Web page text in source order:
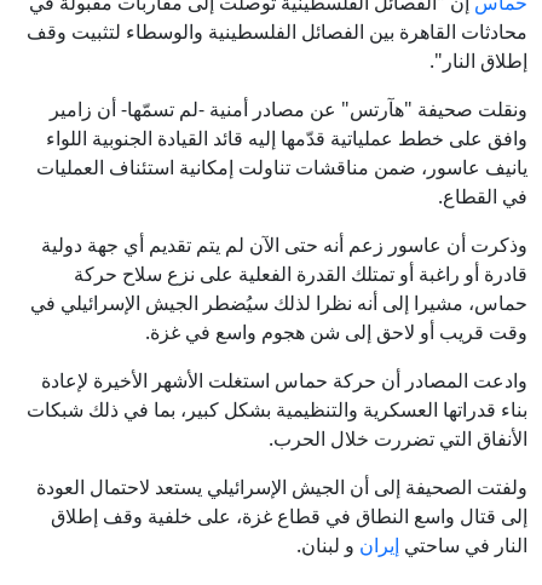
محادثات القاهرة بين الفصائل الفلسطينية والوسطاء لتثبيت وقف
إطلاق النار".
ونقلت صحيفة "هآرتس" عن مصادر أمنية -لم تسمّها- أن زامير
وافق على خطط عملياتية قدّمها إليه قائد القيادة الجنوبية اللواء
يانيف عاسور، ضمن مناقشات تناولت إمكانية استئناف العمليات
في القطاع.
وذكرت أن عاسور زعم أنه حتى الآن لم يتم تقديم أي جهة دولية
قادرة أو راغبة أو تمتلك القدرة الفعلية على نزع سلاح حركة
حماس، مشيرا إلى أنه نظرا لذلك سيُضطر الجيش الإسرائيلي في
وقت قريب أو لاحق إلى شن هجوم واسع في غزة.
وادعت المصادر أن حركة حماس استغلت الأشهر الأخيرة لإعادة
بناء قدراتها العسكرية والتنظيمية بشكل كبير، بما في ذلك شبكات
الأنفاق التي تضررت خلال الحرب.
ولفتت الصحيفة إلى أن الجيش الإسرائيلي يستعد لاحتمال العودة
إلى قتال واسع النطاق في قطاع غزة، على خلفية وقف إطلاق
النار في ساحتي إيران و لبنان.